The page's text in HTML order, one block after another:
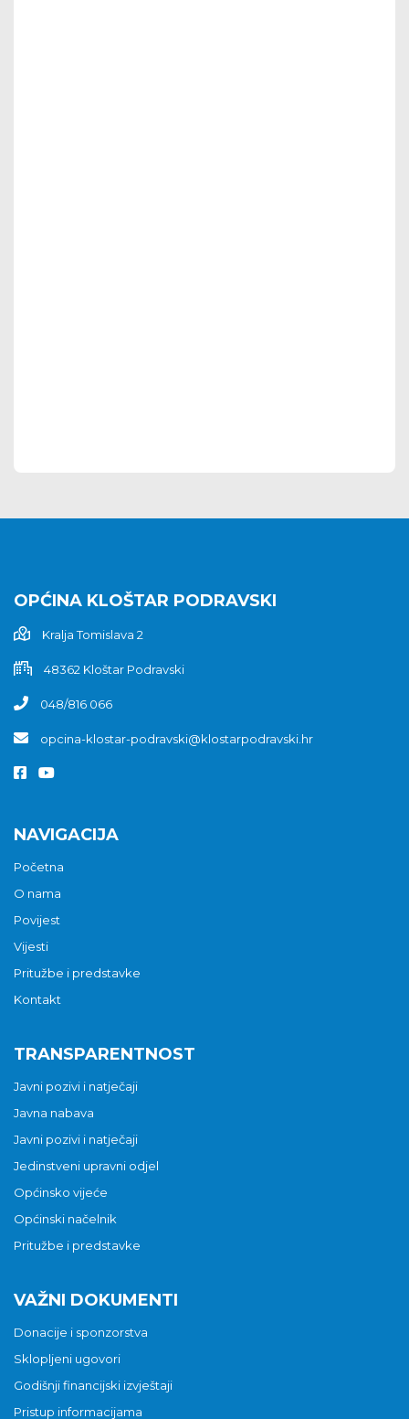
OPĆINA KLOŠTAR PODRAVSKI
Kralja Tomislava 2
48362 Kloštar Podravski
048/816 066
opcina-klostar-podravski@klostarpodravski.hr
NAVIGACIJA
Početna
O nama
Povijest
Vijesti
Pritužbe i predstavke
Kontakt
TRANSPARENTNOST
Javni pozivi i natječaji
Javna nabava
Javni pozivi i natječaji
Jedinstveni upravni odjel
Općinsko vijeće
Općinski načelnik
Pritužbe i predstavke
VAŽNI DOKUMENTI
Donacije i sponzorstva
Sklopljeni ugovori
Godišnji financijski izvještaji
Pristup informacijama